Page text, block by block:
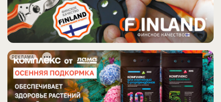
РЕКЛАМА